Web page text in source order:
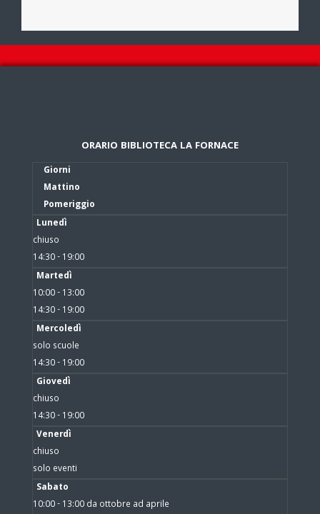
ORARIO BIBLIOTECA LA FORNACE
Giorni
Mattino
Pomeriggio
Lunedì
chiuso
14:30 - 19:00
Martedì
10:00 - 13:00
14:30 - 19:00
Mercoledì
solo scuole
14:30 - 19:00
Giovedì
chiuso
14:30 - 19:00
Venerdì
chiuso
solo eventi
Sabato
10:00 - 13:00 da ottobre ad aprile